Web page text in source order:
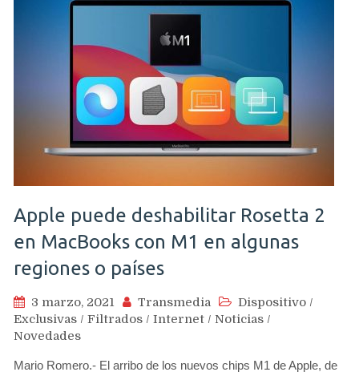
Apple puede deshabilitar Rosetta 2
en MacBooks con M1 en algunas
regiones o países
3 marzo, 2021 Transmedia Dispositivo /
Exclusivas / Filtrados / Internet / Noticias /
Novedades
Mario Romero.- El arribo de los nuevos chips M1 de Apple, de